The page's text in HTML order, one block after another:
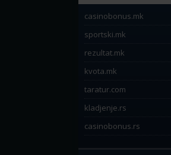
casinobonus.mk
sportski.mk
rezultat.mk
kvota.mk
taratur.com
kladjenje.rs
casinobonus.rs